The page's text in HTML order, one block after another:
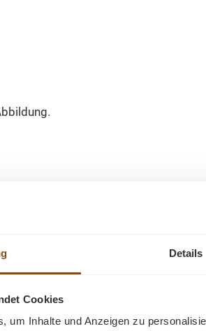
Details
Cookies
um Inhalte und Anzeigen zu